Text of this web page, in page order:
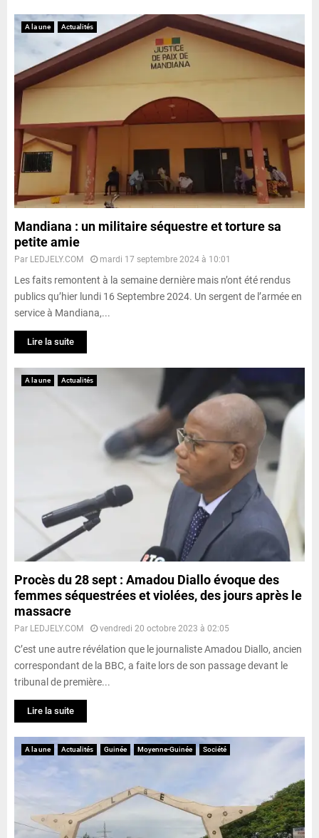
U
A la une Actualités
Mandiana : un militaire séquestre et torture sa
petite amie
Par LEDJELY.COM mardi 17 septembre 2024 à 10:01
Les faits remontent à la semaine dernière mais n’ont été rendus
publics qu’hier lundi 16 Septembre 2024. Un sergent de l’armée en
service à Mandiana,...
Lire la suite
A la une Actualités
Procès du 28 sept : Amadou Diallo évoque des
femmes séquestrées et violées, des jours après le
massacre
Par LEDJELY.COM vendredi 20 octobre 2023 à 02:05
C’est une autre révélation que le journaliste Amadou Diallo, ancien
correspondant de la BBC, a faite lors de son passage devant le
tribunal de première...
Lire la suite
A la une Actualités Guinée Moyenne-Guinée Société